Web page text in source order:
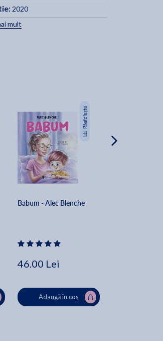
2020
mult
Babum - Alec Blenche
46.00 Lei
Adaugă în coș